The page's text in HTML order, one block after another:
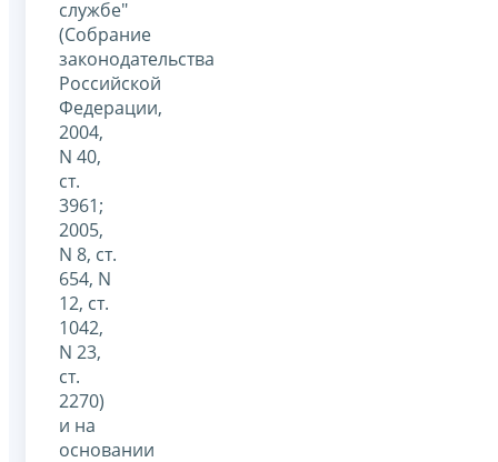
службе"
(Собрание
законодательства
Российской
Федерации,
2004,
N 40,
ст.
3961;
2005,
N 8, ст.
654, N
12, ст.
1042,
N 23,
ст.
2270)
и на
основании